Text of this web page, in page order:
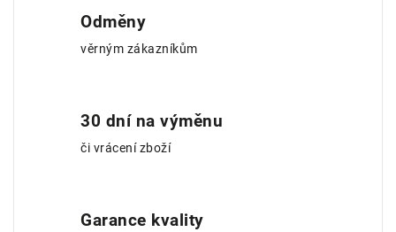
Odměny
věrným zákazníkům
30 dní na výměnu
či vrácení zboží
Garance kvality